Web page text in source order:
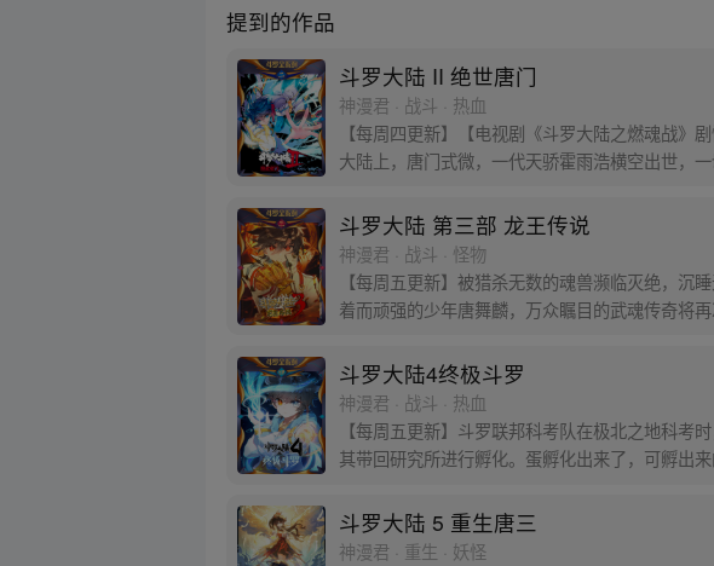
提到的作品
斗罗大陆 II 绝世唐门
神漫君 · 战斗 · 热血
【每周四更新】【电视剧《斗罗大陆之燃魂战》
大陆上，唐门式微，一代天骄霍雨浩横空出世，
斗罗大陆 第三部 龙王传说
神漫君 · 战斗 · 怪物
【每周五更新】被猎杀无数的魂兽濒临灭绝，沉
着而顽强的少年唐舞麟，万众瞩目的武魂传奇将
斗罗大陆4终极斗罗
神漫君 · 战斗 · 热血
【每周五更新】斗罗联邦科考队在极北之地科
其带回研究所进行孵化。蛋孵化出来了，可孵出
斗罗大陆 5 重生唐三
神漫君 · 重生 · 妖怪